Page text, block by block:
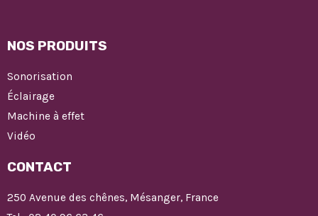
NOS PRODUITS
Sonorisation
Éclairage
Machine à effet
Vidéo
CONTACT
250 Avenue des chênes, Mésanger, France